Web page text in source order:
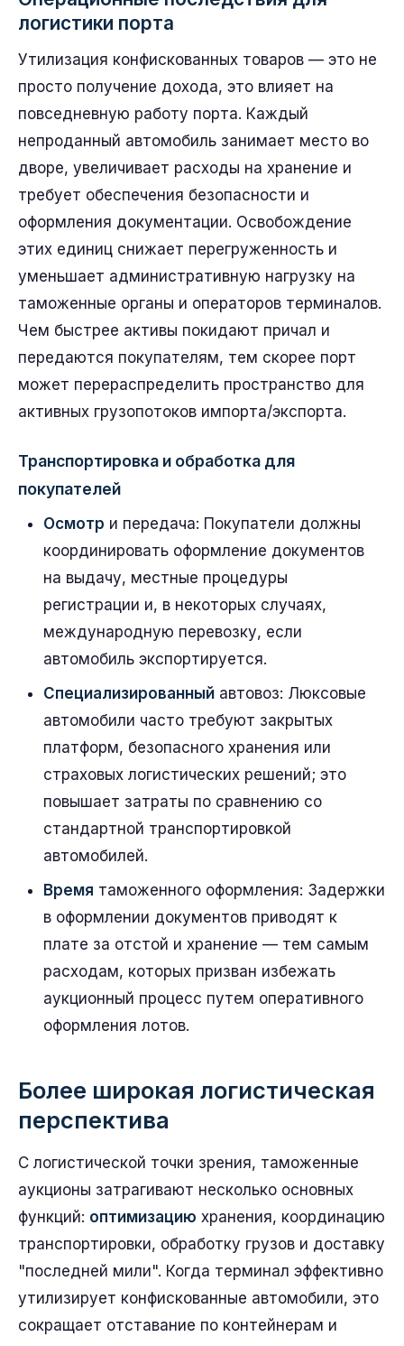
логистики порта
Утилизация конфискованных товаров — это не
просто получение дохода, это влияет на
повседневную работу порта. Каждый
непроданный автомобиль занимает место во
дворе, увеличивает расходы на хранение и
требует обеспечения безопасности и
оформления документации. Освобождение
этих единиц снижает перегруженность и
уменьшает административную нагрузку на
таможенные органы и операторов терминалов.
Чем быстрее активы покидают причал и
передаются покупателям, тем скорее порт
может перераспределить пространство для
активных грузопотоков импорта/экспорта.
Транспортировка и обработка для
покупателей
Осмотр и передача: Покупатели должны
координировать оформление документов
на выдачу, местные процедуры
регистрации и, в некоторых случаях,
международную перевозку, если
автомобиль экспортируется.
Специализированный автовоз: Люксовые
автомобили часто требуют закрытых
платформ, безопасного хранения или
страховых логистических решений; это
повышает затраты по сравнению со
стандартной транспортировкой
автомобилей.
Время таможенного оформления: Задержки
в оформлении документов приводят к
плате за отстой и хранение — тем самым
расходам, которых призван избежать
аукционный процесс путем оперативного
оформления лотов.
Более широкая логистическая
перспектива
С логистической точки зрения, таможенные
аукционы затрагивают несколько основных
функций: оптимизацию хранения, координацию
транспортировки, обработку грузов и доставку
"последней мили". Когда терминал эффективно
утилизирует конфискованные автомобили, это
сокращает отставание по контейнерам и